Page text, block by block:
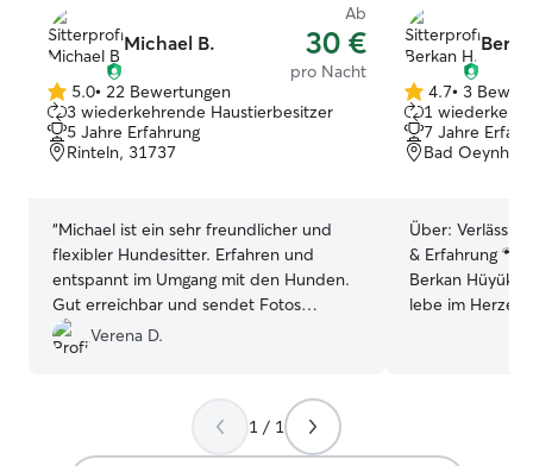
Michael B.
Ab
30 €
pro Nacht
5.0
von
5
Sternen
5.0• 22 Bewertungen
3 wiederkehrende Haustierbesitzer
5 Jahre Erfahrung
Rinteln, 31737
“Michael ist ein sehr freundlicher und
flexibler Hundesitter. Erfahren und
entspannt im Umgang mit den Hunden.
Gut erreichbar und sendet Fotos
zwischendurch. Hat uns sehr gut
gefallen.
Verena D.
4.7
von
5
Sternen
4.7• 3
1
7 Jahre
Bad
Über:
& Erfahrung 🐾
Berkan Hüyük,
lebe im Herzen
Fellnasen
1 / 1